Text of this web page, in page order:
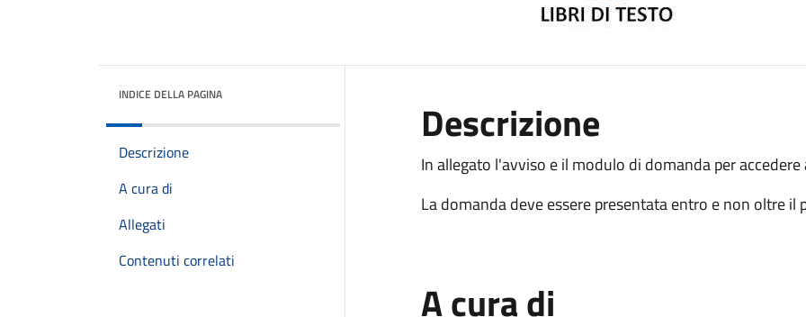
INDICE DELLA PAGINA
Descrizione
A cura di
Allegati
Contenuti correlati
Descrizione
In allegato l'avviso e il modulo di domanda per
La domanda deve essere presentata entro e non oltre il
A cura di